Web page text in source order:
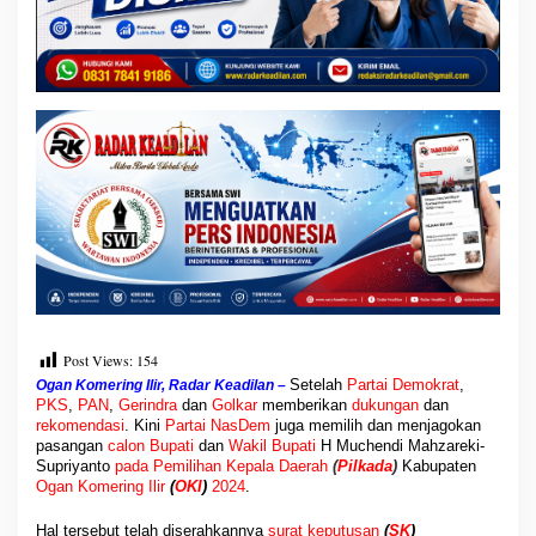
P
i
l
k
a
a
2
0
2
4
Post Views: 154
Ogan Komering Ilir, Radar Keadilan – Setelah Partai Demokrat,
PKS, PAN, Gerindradan Golkarmemberikan dukungan dan
rekomendasi. Kini Partai NasDem juga memilih dan menjagokan
pasangan calon Bupati dan Wakil Bupati H Muchendi Mahzareki-
Supriyanto pada Pemilihan Kepala Daerah (Pilkada) Kabupaten
Ogan Komering Ilir (OKI) 2024.
Hal tersebut telah diserahkannya surat keputusan (SK)